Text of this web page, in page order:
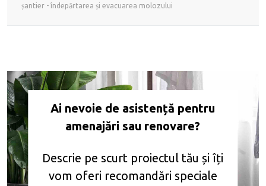
șantier - îndepărtarea și evacuarea molozului
Ai nevoie de asistență pentru
amenajări sau renovare?
Descrie pe scurt proiectul tău și îți
vom oferi recomandări speciale